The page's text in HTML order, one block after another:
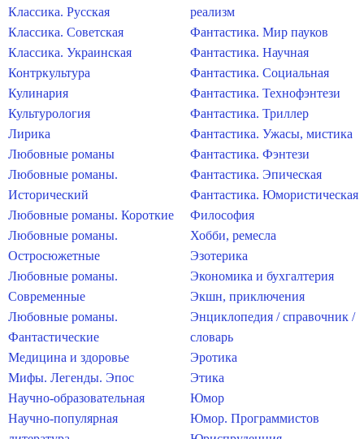
Классика. Русская
Классика. Советская
Классика. Украинская
Контркультура
Кулинария
Культурология
Лирика
Любовные романы
Любовные романы.
Исторический
Любовные романы. Короткие
Любовные романы.
Остросюжетные
Любовные романы.
Современные
Любовные романы.
Фантастические
Медицина и здоровье
Мифы. Легенды. Эпос
Научно-образовательная
Научно-популярная
реализм
Фантастика. Мир пауков
Фантастика. Научная
Фантастика. Социальная
Фантастика. Технофэнтези
Фантастика. Триллер
Фантастика. Ужасы, мистика
Фантастика. Фэнтези
Фантастика. Эпическая
Фантастика. Юмористическая
Философия
Хобби, ремесла
Эзотерика
Экономика и бухгалтерия
Экшн, приключения
Энциклопедия / справочник /
словарь
Эротика
Этика
Юмор
Юмор. Программистов